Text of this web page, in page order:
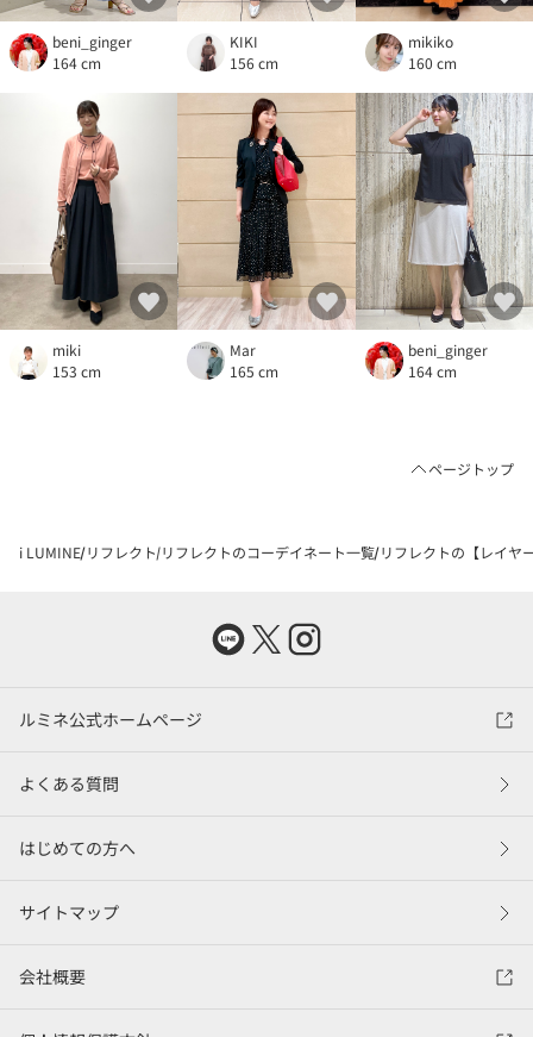
beni_ginger
164 cm
KIKI
156 cm
mikiko
160 cm
miki
153 cm
Mar
165 cm
beni_ginger
164 cm
ページトップ
i LUMINE リフレクト リフレクトのコーデイネート一覧 リフレクトの【レイヤ
ルミネ公式ホームページ
よくある質問
はじめての方へ
サイトマップ
会社概要